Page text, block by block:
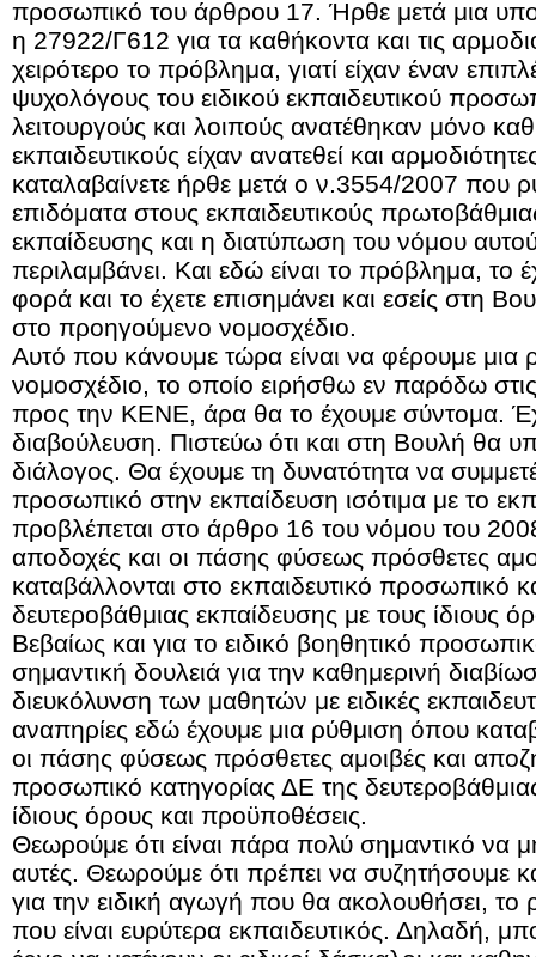
προσωπικό του άρθρου 17. Ήρθε μετά μια
η 27922/Γ612 για τα καθήκοντα και τις
χειρότερο το πρόβλημα, γιατί είχαν έναν
ψυχολόγους του ειδικού εκπαιδευτικού
λειτουργούς και λοιπούς ανατέθηκαν μόνο
εκπαιδευτικούς είχαν ανατεθεί και
καταλαβαίνετε ήρθε μετά ο ν.3554/2007 που
επιδόματα στους εκπαιδευτικούς
εκπαίδευσης και η διατύπωση του νόμου
περιλαμβάνει. Και εδώ είναι το πρόβλημα, το
φορά και το έχετε επισημάνει και εσείς στη
στο προηγούμενο νομοσχέδιο.
Αυτό που κάνουμε τώρα είναι να φέρουμε μια
νομοσχέδιο, το οποίο ειρήσθω εν παρόδω
προς την ΚΕΝΕ, άρα θα το έχουμε σύντομα.
διαβούλευση. Πιστεύω ότι και στη Βουλή θα
διάλογος. Θα έχουμε τη δυνατότητα να
προσωπικό στην εκπαίδευση ισότιμα με το
προβλέπεται στο άρθρο 16 του νόμου του
αποδοχές και οι πάσης φύσεως πρόσθετες
καταβάλλονται στο εκπαιδευτικό προσωπικό
δευτεροβάθμιας εκπαίδευσης με τους ίδιους
Βεβαίως και για το ειδικό βοηθητικό
σημαντική δουλειά για την καθημερινή
διευκόλυνση των μαθητών με ειδικές
αναπηρίες εδώ έχουμε μια ρύθμιση όπου
οι πάσης φύσεως πρόσθετες αμοιβές και
προσωπικό κατηγορίας ΔΕ της
ίδιους όρους και προϋποθέσεις.
Θεωρούμε ότι είναι πάρα πολύ σημαντικό να
αυτές. Θεωρούμε ότι πρέπει να συζητήσουμε
για την ειδική αγωγή που θα ακολουθήσει,
που είναι ευρύτερα εκπαιδευτικός. Δηλαδή,